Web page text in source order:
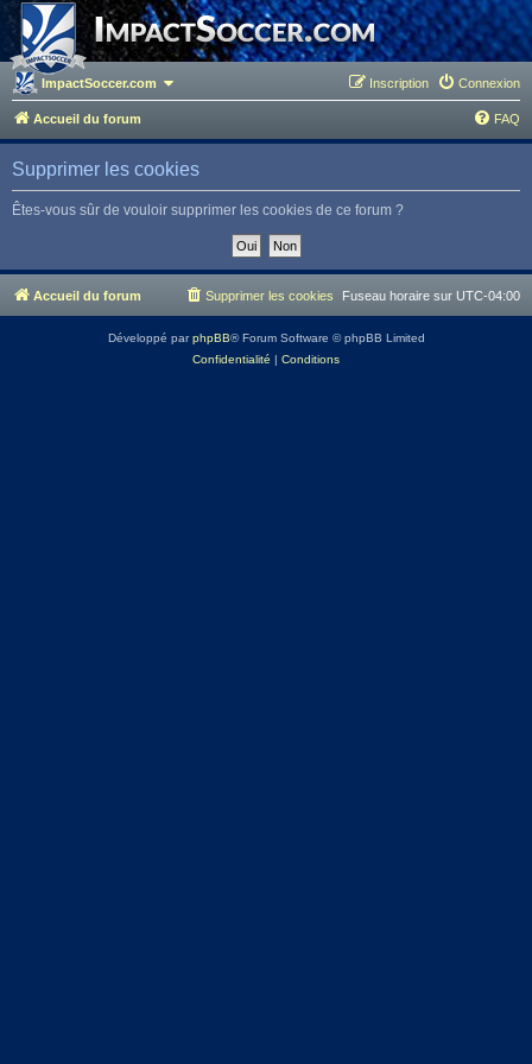
ImpactSoccer.com Connexion
Inscription
Accueil du forum FAQ
Supprimer les cookies
Êtes-vous sûr de vouloir supprimer les cookies de ce forum ?
Accueil du forum Fuseau horaire sur UTC-04:00
Supprimer les cookies
Développé parphpBB® Forum Software © phpBB Limited
Confidentialité | Conditions